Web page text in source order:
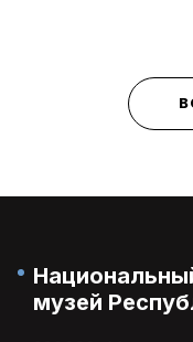
музей